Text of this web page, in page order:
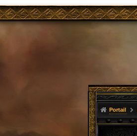
Portail